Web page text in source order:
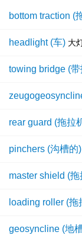
bottom traction (
headlight (车) 大
towing bridge (
rear guard (拖拉
pinchers (沟槽的)
master shield (拖
loading roller (拖
geosyncline (地